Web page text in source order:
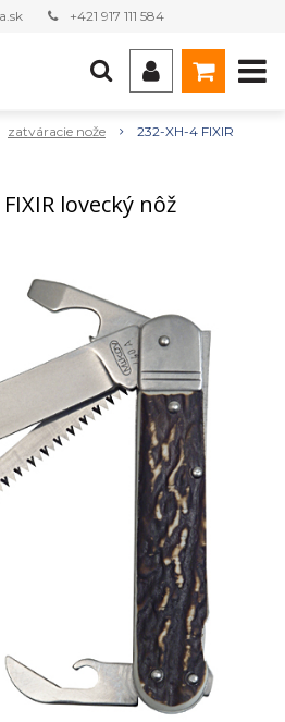
+421 917 111 584
zatváracie nože
232-XH-4 FIXIR
lovecký nôž